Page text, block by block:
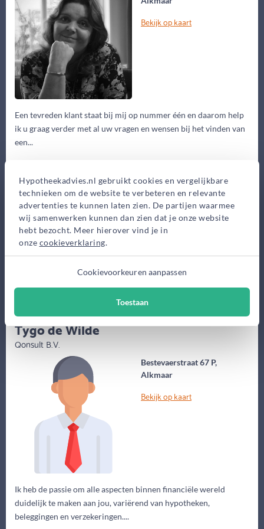
Hypotheekadvies.nl gebruikt cookies en vergelijkbare
technieken om de website te verbeteren en relevante
advertenties te kunnen laten zien. De partijen waarmee
wij samenwerken kunnen dan zien dat je onze website
hebt bezocht. Meer hierover vind je in
onze cookieverklaring.
Cookievoorkeuren aanpassen
Toestaan
Bekijk op kaart
Een tevreden klant staat bij mij op nummer één en daarom help
ik u graag verder met al uw vragen en wensen bij het vinden van
een...
0,-
Advieskosten
2.750,-
Maak gratis afspraak
Meer informatie
Bestevaerstraat 67 P,
Alkmaar
Bekijk op kaart
Ik heb de passie om alle aspecten binnen financiële wereld
duidelijk te maken aan jou, variërend van hypotheken,
beleggingen en verzekeringen....
(27 jaar)
Tygo de Wilde
Qonsult B.V.